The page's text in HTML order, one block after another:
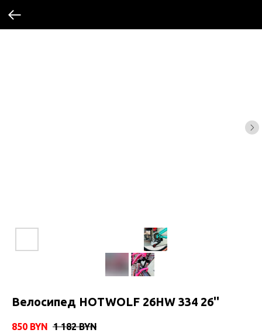
Велосипед HOTWOLF 26HW 334 26''
850 BYN 1 182 BYN